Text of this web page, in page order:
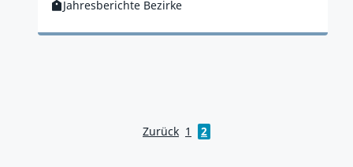
Kategorie:
Jahresberichte Bezirke
Zur Publikation
Zurück 1 2